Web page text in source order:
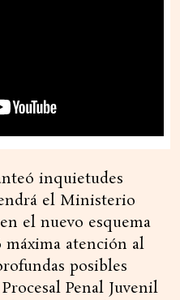
inquietudes
el Ministerio
el nuevo esquema
atención al
posibles
Penal Juvenil